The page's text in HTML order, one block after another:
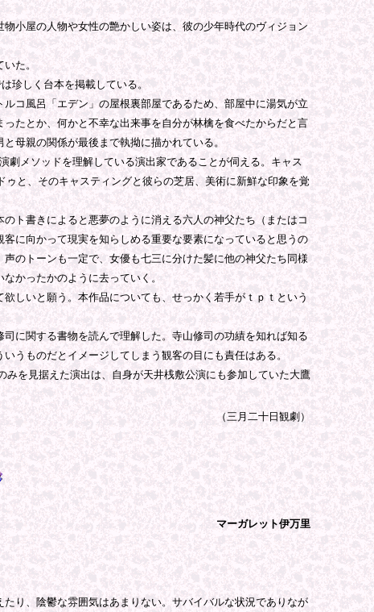
小屋の人物や女性の艶かしい姿は、彼の少年時代のヴィジョン
た。
珍しく台本を掲載している。
コ風呂「エデン」の屋根裏部屋であるため、部屋中に湯気が立
たとか、何かと不幸な出来事を自分が林檎を食べたからだと言
母親の関係が最後まで執拗に描かれている。
メソッドを理解している演出家であることが伺える。キャス
と、そのキャスティングと彼らの芝居、美術に新鮮な印象を覚
ト書きによると悪夢のように消える六人の神父たち（またはコ
に向かって現実を知らしめる重要な要素になっていると思うの
のトーンも一定で、女優も七三に分けた髪に他の神父たち同様
かったかのように去っていく。
しいと願う。本作品についても、せっかく若手がｔｐｔという
に関する書物を読んで理解した。寺山修司の功績を知れば知る
うものだとイメージしてしまう観客の目にも責任はある。
を見据えた演出は、自身が天井桟敷公演にも参加していた大鷹
（三月二十日 観劇）
マーガレット伊万里
り、陰鬱な雰囲気はあまりない。サバイバルな状況でありなが